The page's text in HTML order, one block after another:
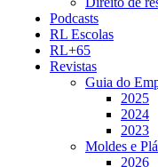
Podcasts
RL Escolas
RL+65
Revistas
Guia do
2025
2024
2023
Moldes e
2026